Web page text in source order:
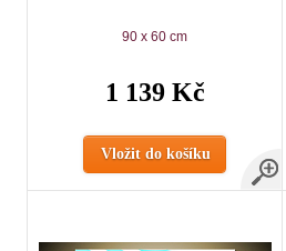
90 x 60 cm
1 139 Kč
Vložit do košíku